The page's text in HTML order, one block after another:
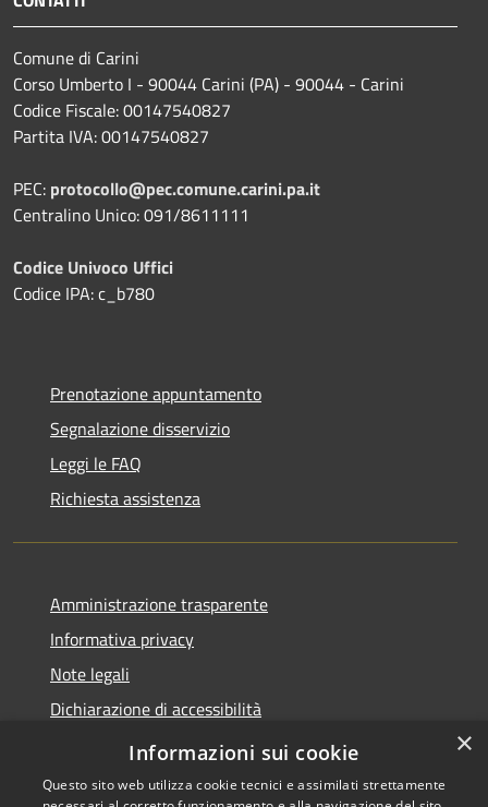
Comune di Carini
Corso Umberto I - 90044 Carini (PA) - 90044 - Carini
Codice Fiscale: 00147540827
Partita IVA: 00147540827
PEC: protocollo@pec.comune.carini.pa.it
Centralino Unico: 091/8611111
Codice Univoco Uffici
Codice IPA: c_b780
Prenotazione appuntamento
Segnalazione disservizio
Leggi le FAQ
Richiesta assistenza
Amministrazione trasparente
Informativa privacy
Note legali
Dichiarazione di accessibilità
Privacy e protezione dei dati
×
Informazioni sui cookie
Questo sito web utilizza cookie tecnici e assimilati strettamente